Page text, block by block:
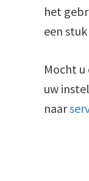
het
een
Mocht u
uw
naar